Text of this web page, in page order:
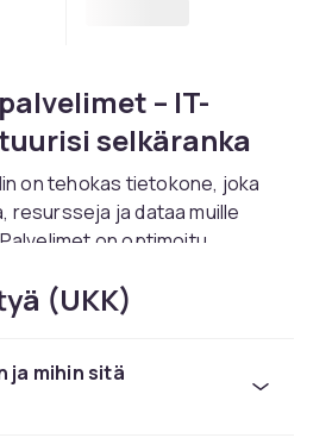
– IT-
selkäranka
on tehokas tietokone, joka
resursseja ja dataa muille
on optimoitu
pyyntöjen käsittelyyn.
tallentavat ja jakavat
web-palvelimet
ja sovelluksia,
(UKK)
ja mihin sitä